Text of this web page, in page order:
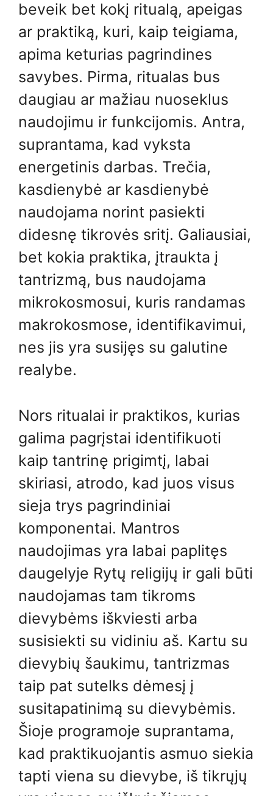
beveik bet kokį ritualą, apeigas
ar praktiką, kuri, kaip teigiama,
apima keturias pagrindines
savybes. Pirma, ritualas bus
daugiau ar mažiau nuoseklus
naudojimu ir funkcijomis. Antra,
suprantama, kad vyksta
energetinis darbas. Trečia,
kasdienybė ar kasdienybė
naudojama norint pasiekti
didesnę tikrovės sritį. Galiausiai,
bet kokia praktika, įtraukta į
tantrizmą, bus naudojama
mikrokosmosui, kuris randamas
makrokosmose, identifikavimui,
nes jis yra susijęs su galutine
realybe.
Nors ritualai ir praktikos, kurias
galima pagrįstai identifikuoti
kaip tantrinę prigimtį, labai
skiriasi, atrodo, kad juos visus
sieja trys pagrindiniai
komponentai. Mantros
naudojimas yra labai paplitęs
daugelyje Rytų religijų ir gali būti
naudojamas tam tikroms
dievybėms iškviesti arba
susisiekti su vidiniu aš. Kartu su
dievybių šaukimu, tantrizmas
taip pat sutelks dėmesį į
susitapatinimą su dievybėmis.
Šioje programoje suprantama,
kad praktikuojantis asmuo siekia
tapti viena su dievybe, iš tikrųjų